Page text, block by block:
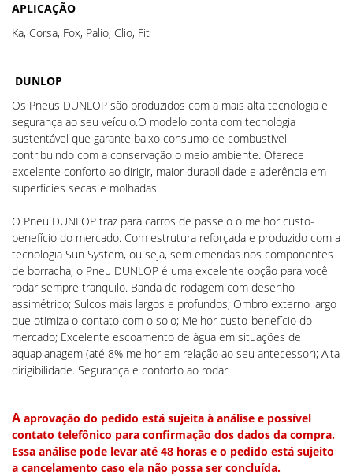
APLICAÇÃO
Ka, Corsa, Fox, Palio, Clio, Fit
DUNLOP
Os Pneus DUNLOP são produzidos com a mais alta tecnologia e
segurança ao seu veículo.O modelo conta com tecnologia
sustentável que garante baixo consumo de combustível
contribuindo com a conservação o meio ambiente. Oferece
excelente conforto ao dirigir, maior durabilidade e aderência em
superfícies secas e molhadas.
O Pneu DUNLOP traz para carros de passeio o melhor custo-
benefício do mercado. Com estrutura reforçada e produzido com a
tecnologia Sun System, ou seja, sem emendas nos componentes
de borracha, o Pneu DUNLOP é uma excelente opção para você
rodar sempre tranquilo. Banda de rodagem com desenho
assimétrico; Sulcos mais largos e profundos; Ombro externo largo
que otimiza o contato com o solo; Melhor custo-benefício do
mercado; Excelente escoamento de água em situações de
aquaplanagem (até 8% melhor em relação ao seu antecessor); Alta
dirigibilidade. Segurança e conforto ao rodar.
A aprovação do pedido está sujeita à análise e possível
contato telefônico para confirmação dos dados da compra.
Essa análise pode levar até 48 horas e o pedido está sujeito
a cancelamento caso ela não possa ser concluída.